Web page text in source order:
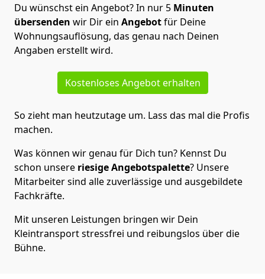
Du wünschst ein Angebot? In nur 5 Minuten
übersenden wir Dir ein Angebotfür Deine
Wohnungsauflösung, das genau nach Deinen
Angaben erstellt wird.
Kostenloses Angebot erhalten
So zieht man heutzutage um. Lass das mal die Profis
machen.
Was können wir genau für Dich tun? Kennst Du
schon unsere riesige Angebotspalette? Unsere
Mitarbeiter sind alle zuverlässige und ausgebildete
Fachkräfte.
Mit unseren Leistungen bringen wir Dein
Kleintransport stressfrei und reibungslos über die
Bühne.